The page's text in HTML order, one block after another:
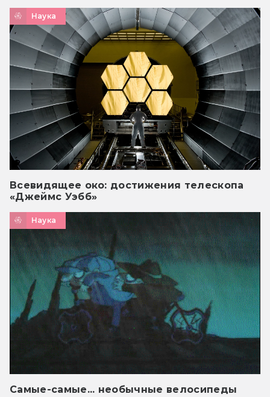
Наука
Всевидящее око: достижения телескопа
«Джеймс Уэбб»
Наука
Самые-самые... необычные велосипеды